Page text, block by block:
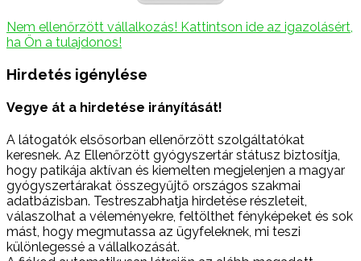
Nem ellenőrzött vállalkozás! Kattintson ide az igazolásért,
ha Ön a tulajdonos!
Hirdetés igénylése
Vegye át a hirdetése irányítását!
A látogatók elsősorban ellenőrzött szolgáltatókat
keresnek. Az Ellenőrzött gyógyszertár státusz biztosítja,
hogy patikája aktívan és kiemelten megjelenjen a magyar
gyógyszertárakat összegyűjtő országos szakmai
adatbázisban. Testreszabhatja hirdetése részleteit,
válaszolhat a véleményekre, feltölthet fényképeket és sok
mást, hogy megmutassa az ügyfeleknek, mi teszi
különlegessé a vállalkozását.